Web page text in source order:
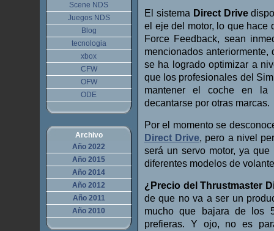
El sistema Direct Drive
el eje del motor, lo que hace
Force Feedback, sean
mencionados anteriormente,
se ha logrado optimizar a
que los profesionales del
mantener el coche en la
decantarse por otras marcas.
Por el momento se
Direct Drive, pero a nivel
será un servo motor, ya
diferentes modelos de
¿Precio del Thrustmaster
de que no va a ser un
mucho que bajara de los
prefieras. Y ojo, no es
Scene NDS
Juegos NDS
Blog
tecnologia
xbox
CFW
OFW
ODE
Archivo
Año 2022
Año 2015
Año 2014
Año 2012
Año 2011
Año 2010